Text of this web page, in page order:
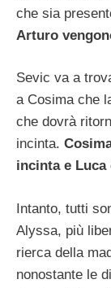
che sia
Arturo
Sevic va a
a Cosima che
che dovrà
incinta.
incinta e Luca
Intanto, tutti
Alyssa, più
rierca della
nonostante le